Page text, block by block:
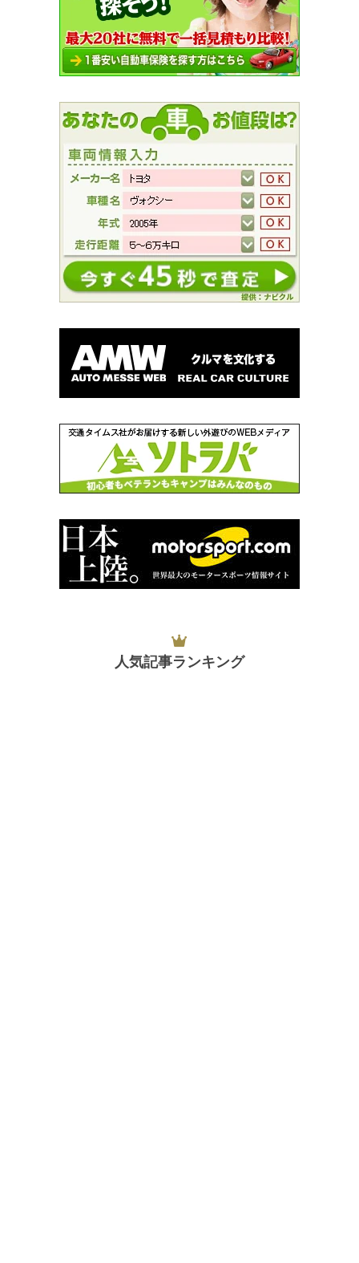
人気記事ランキング